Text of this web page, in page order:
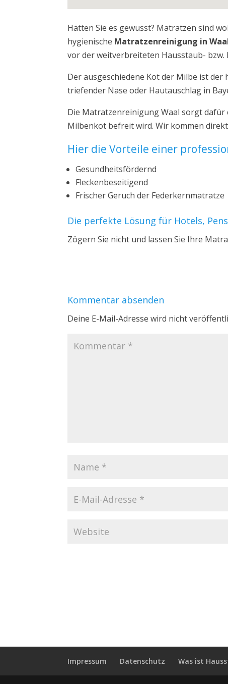
Hätten Sie es gewusst? Matratzen sind
hygienische Matratzenreinigung in
vor der weitverbreiteten Hausstaub- bzw.
Der ausgeschiedene Kot der Milbe ist
triefender Nase oder Hautauschlag in
Die Matratzenreinigung Waal sorgt
Milbenkot befreit wird. Wir kommen
Hier die Vorteile einer
Gesundheitsfördernd
Fleckenbeseitigend
Frischer Geruch der Federkernmatratze
Die perfekte Lösung für Hotels,
Zögern Sie nicht und lassen Sie Ihre
Kommentar absenden
Deine E-Mail-Adresse wird nicht
Impressum Datenschutz Was ist